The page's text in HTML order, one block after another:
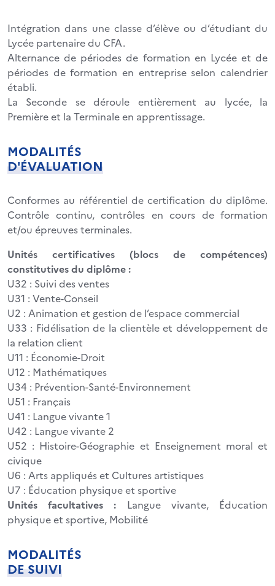
Intégration dans une classe d’élève ou d’étudiant du
Lycée partenaire du CFA.
Alternance de périodes de formation en Lycée et de
périodes de formation en entreprise selon calendrier
établi.
La Seconde se déroule entièrement au lycée, la
Première et la Terminale en apprentissage.
MODALITÉS
D'ÉVALUATION
Conformes au référentiel de certification du diplôme.
Contrôle continu, contrôles en cours de formation
et/ou épreuves terminales.
Unités certificatives (blocs de compétences)
constitutives du diplôme :
U32 : Suivi des ventes
U31 : Vente-Conseil
U2 : Animation et gestion de l’espace commercial
U33 : Fidélisation de la clientèle et développement de
la relation client
U11 : Économie-Droit
U12 : Mathématiques
U34 : Prévention-Santé-Environnement
U51 : Français
U41 : Langue vivante 1
U42 : Langue vivante 2
U52 : Histoire-Géographie et Enseignement moral et
civique
U6 : Arts appliqués et Cultures artistiques
U7 : Éducation physique et sportive
Unités facultatives : Langue vivante, Éducation
physique et sportive, Mobilité
MODALITÉS
DE SUIVI